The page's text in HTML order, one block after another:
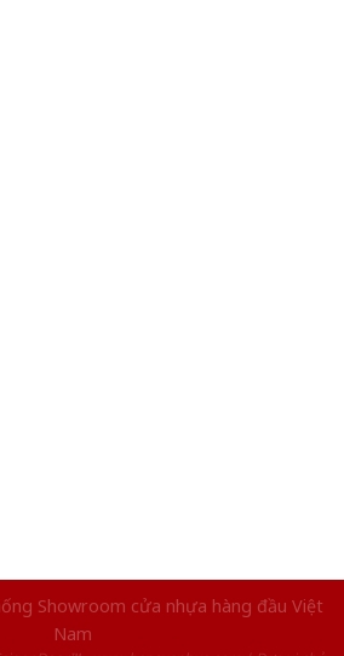
Showroom cửa nhựa hàng đầu Việt
Nam